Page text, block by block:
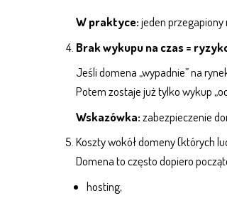
W praktyce:jeden
Brak wykupu na czas =
Jeśli domena „wypadnie” na
Potem zostaje już tylko wykup
Wskazówka:zabezpieczenie
Koszty wokół domeny (których
Domena to często dopiero
hosting,